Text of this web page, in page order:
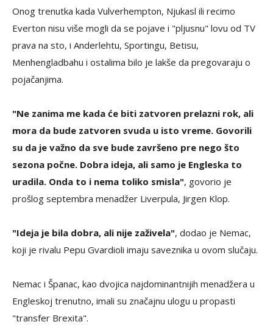
Onog trenutka kada Vulverhempton, Njukasl ili recimo
Everton nisu više mogli da se pojave i "pljusnu" lovu od TV
prava na sto, i Anderlehtu, Sportingu, Betisu,
Menhengladbahu i ostalima bilo je lakše da pregovaraju o
pojačanjima.
"Ne zanima me kada će biti zatvoren prelazni rok, ali
mora da bude zatvoren svuda u isto vreme. Govorili
su da je važno da sve bude završeno pre nego što
sezona počne. Dobra ideja, ali samo je Engleska to
uradila. Onda to i nema toliko smisla", govorio je
prošlog septembra menadžer Liverpula, Jirgen Klop.
"Ideja je bila dobra, ali nije zaživela", dodao je Nemac,
koji je rivalu Pepu Gvardioli imaju saveznika u ovom slučaju.
Nemac i Španac, kao dvojica najdominantnijih menadžera u
Engleskoj trenutno, imali su značajnu ulogu u propasti
"transfer Brexita".